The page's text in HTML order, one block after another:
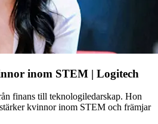
inom STEM | Logitech
finans till teknologiledarskap. Hon
kvinnor inom STEM och främjar